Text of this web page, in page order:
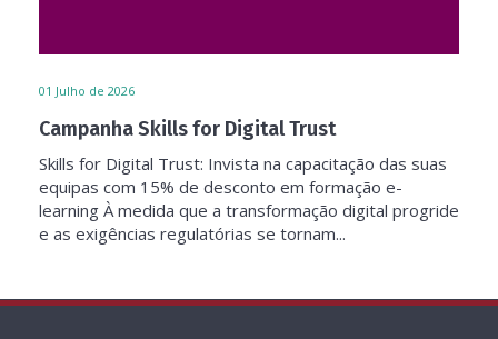
01 Julho de 2026
Campanha Skills for Digital Trust
Skills for Digital Trust: Invista na capacitação das suas
equipas com 15% de desconto em formação e-
learning À medida que a transformação digital progride
e as exigências regulatórias se tornam...